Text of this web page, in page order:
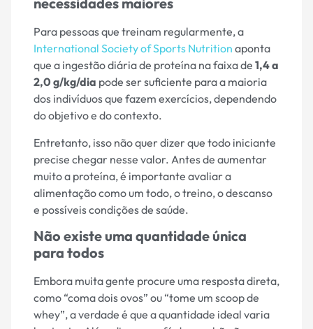
Para pessoas que treinam regularmente, a
International Society of Sports Nutrition aponta
que a ingestão diária de proteína na faixa de 1,4 a
2,0 g/kg/dia pode ser suficiente para a maioria
dos indivíduos que fazem exercícios, dependendo
do objetivo e do contexto.
Entretanto, isso não quer dizer que todo iniciante
precise chegar nesse valor. Antes de aumentar
muito a proteína, é importante avaliar a
alimentação como um todo, o treino, o descanso
e possíveis condições de saúde.
Não existe uma quantidade única
para todos
Embora muita gente procure uma resposta direta,
como “coma dois ovos” ou “tome um scoop de
whey”, a verdade é que a quantidade ideal varia